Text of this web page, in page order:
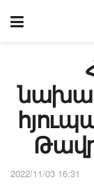
2022/11/03 16:31